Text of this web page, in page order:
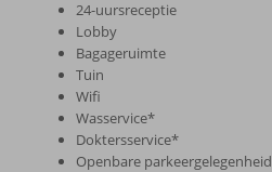
24-uursreceptie
Lobby
Bagageruimte
Tuin
Wifi
Wasservice*
Doktersservice*
Openbare parkeergelegenheid